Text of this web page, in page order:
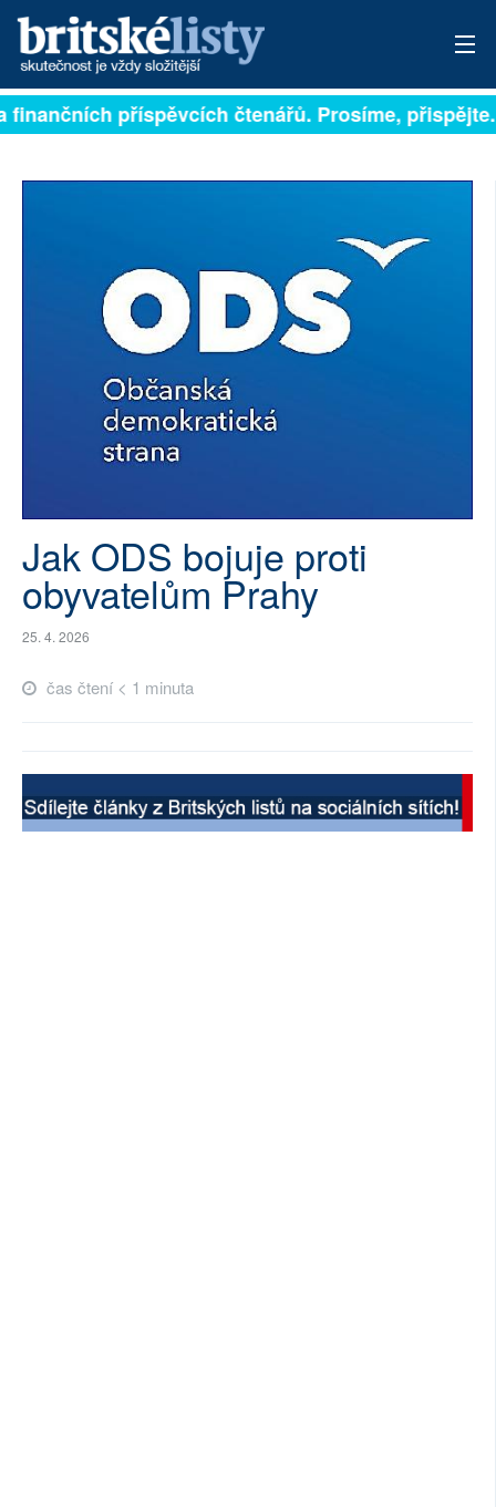
PŘIHLÁSIT
ROZHOVORY
NEJČTENĚJŠÍ ZA 7 DNÍ
SOCIÁLNÍ SÍTĚ
RUBRIKY
příspěvcích čtenářů. Prosíme, přispějte.
Jak ODS bojuje proti
obyvatelům Prahy
25. 4. 2026
čas čtení < 1 minuta